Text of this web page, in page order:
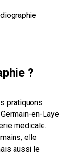
?
pratiquons
en-Laye
médicale.
elle
aussi le